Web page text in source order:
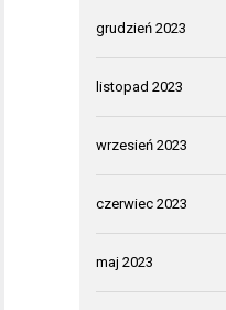
grudzień 2023
listopad 2023
wrzesień 2023
czerwiec 2023
maj 2023